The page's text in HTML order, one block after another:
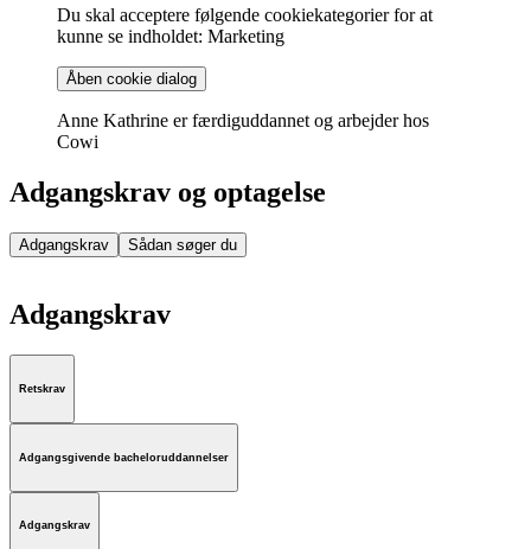
Du skal acceptere følgende cookiekategorier for at
kunne se indholdet: Marketing
Åben cookie dialog
Anne Kathrine er færdiguddannet og arbejder hos
Cowi
Adgangskrav og optagelse
Adgangskrav Sådan søger du
Adgangskrav
Retskrav
Adgangsgivende bacheloruddannelser
Adgangskrav